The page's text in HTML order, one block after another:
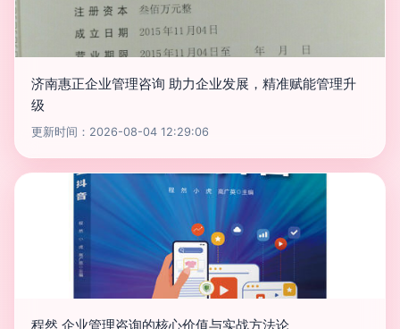
济南惠正企业管理咨询 助力企业发展，精准赋能管理升
级
更新时间：2026-08-04 12:29:06
程然 企业管理咨询的核心价值与实战方法论